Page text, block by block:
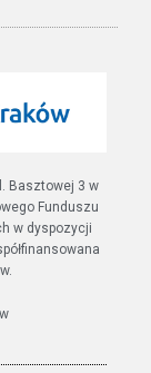
Basztowej 3 w
Funduszu
w dyspozycji